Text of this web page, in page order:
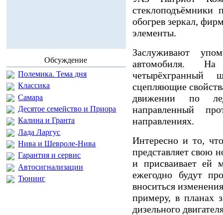
Обсуждение
Полемика. Тема дня
Классика
Самара
Десятое семейство и Приора
Калина и Гранта
Лада Ларгус
Нива и Шевроле-Нива
Гарантия и сервис
Автосигнализации
Тюнинг
стеклоподъёмники
обогрев зеркал,
элементы.
Заслуживают
автомобиля.
четырёхгранный
сцепляющие
движении по
направленный
направлениях.
Интересно и то,
представляет свою
и присваивает ей
ежегодно будут
вноситься
примеру, в планах
дизельного